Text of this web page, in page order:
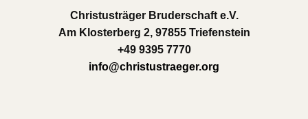
Christusträger Bruderschaft e.V.
Am Klosterberg 2, 97855 Triefenstein
+49 9395 7770
info@christustraeger.org